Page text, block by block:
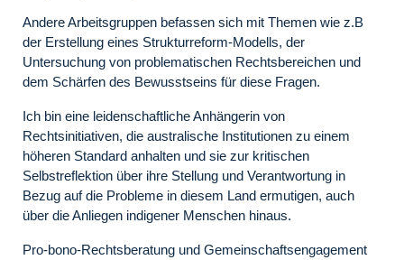
Andere Arbeitsgruppen befassen sich mit Themen wie z.B
der Erstellung eines Strukturreform-Modells, der
Untersuchung von problematischen Rechtsbereichen und
dem Schärfen des Bewusstseins für diese Fragen.
Ich bin eine leidenschaftliche Anhängerin von
Rechtsinitiativen, die australische Institutionen zu einem
höheren Standard anhalten und sie zur kritischen
Selbstreflektion über ihre Stellung und Verantwortung in
Bezug auf die Probleme in diesem Land ermutigen, auch
über die Anliegen indigener Menschen hinaus.
Pro-bono-Rechtsberatung und Gemeinschaftsengagement